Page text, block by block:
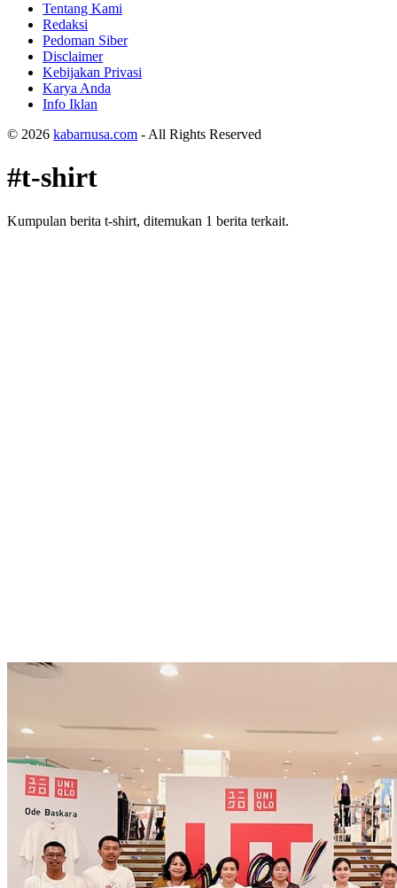
Tentang Kami
Redaksi
Pedoman Siber
Disclaimer
Kebijakan Privasi
Karya Anda
Info Iklan
© 2026 kabarnusa.com - All Rights Reserved
#t-shirt
Kumpulan berita t-shirt, ditemukan 1 berita terkait.